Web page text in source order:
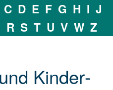
C D E F G H I J
R S T U V W Z
Kin­der­